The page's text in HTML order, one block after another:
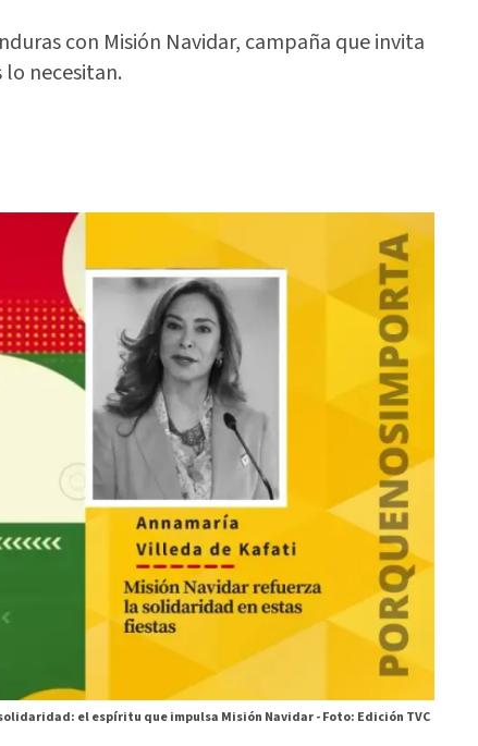
con Misión Navidar, campaña que invita
necesitan.
el espíritu que impulsa Misión Navidar -Foto: Edición TVC